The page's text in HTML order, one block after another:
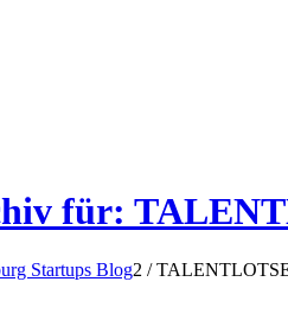
für:
Startups Blog2 /